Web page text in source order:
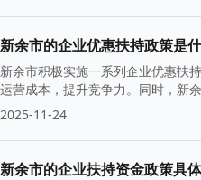
新余市的企业优惠扶持政策是
新余市积极实施一系列企业优惠扶
运营成本，提升竞争力。同时，新
2025-11-24
新余市的企业扶持资金政策具